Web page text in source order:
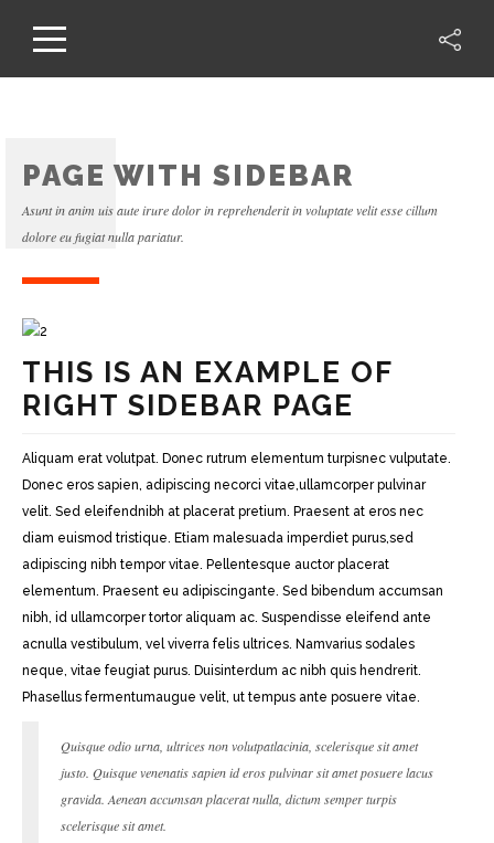
PAGE WITH SIDEBAR
Asunt in anim uis aute irure dolor in reprehenderit in voluptate velit esse cillum
dolore eu fugiat nulla pariatur.
THIS IS AN EXAMPLE OF
RIGHT SIDEBAR PAGE
Aliquam erat volutpat. Donec rutrum elementum turpisnec vulputate.
Donec eros sapien, adipiscing necorci vitae,ullamcorper pulvinar
velit. Sed eleifendnibh at placerat pretium. Praesent at eros nec
diam euismod tristique. Etiam malesuada imperdiet purus,sed
adipiscing nibh tempor vitae. Pellentesque auctor placerat
elementum. Praesent eu adipiscingante. Sed bibendum accumsan
nibh, id ullamcorper tortor aliquam ac. Suspendisse eleifend ante
acnulla vestibulum, vel viverra felis ultrices. Namvarius sodales
neque, vitae feugiat purus. Duisinterdum ac nibh quis hendrerit.
Phasellus fermentumaugue velit, ut tempus ante posuere vitae.
Quisque odio urna, ultrices non volutpatlacinia, scelerisque sit amet
justo. Quisque venenatis sapien id eros pulvinar sit amet posuere lacus
gravida. Aenean accumsan placerat nulla, dictum semper turpis
scelerisque sit amet.